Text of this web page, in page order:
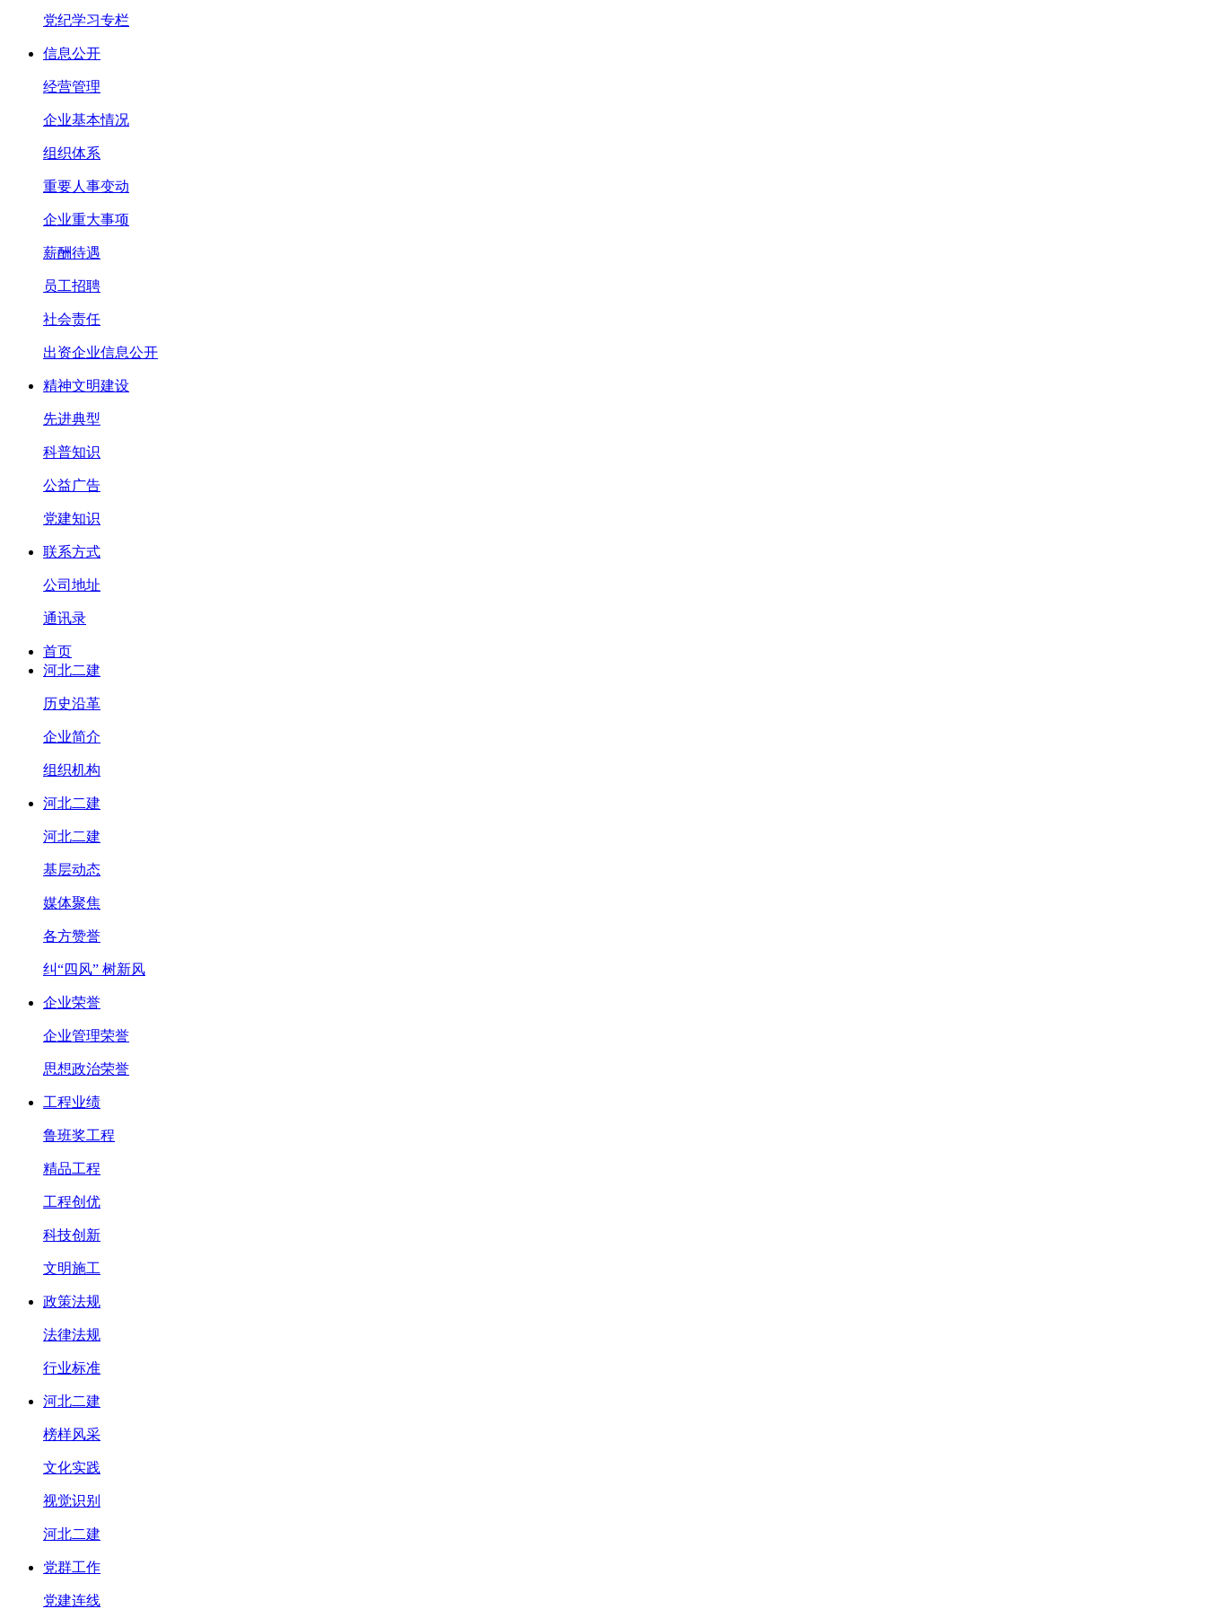
党纪学习专栏
信息公开
经营管理
企业基本情况
组织体系
重要人事变动
企业重大事项
薪酬待遇
员工招聘
社会责任
出资企业信息公开
精神文明建设
先进典型
科普知识
公益广告
党建知识
联系方式
公司地址
通讯录
首页
河北二建
历史沿革
企业简介
组织机构
河北二建
河北二建
基层动态
媒体聚焦
各方赞誉
纠“四风” 树新风
企业荣誉
企业管理荣誉
思想政治荣誉
工程业绩
鲁班奖工程
精品工程
工程创优
科技创新
文明施工
政策法规
法律法规
行业标准
河北二建
榜样风采
文化实践
视觉识别
河北二建
党群工作
党建连线